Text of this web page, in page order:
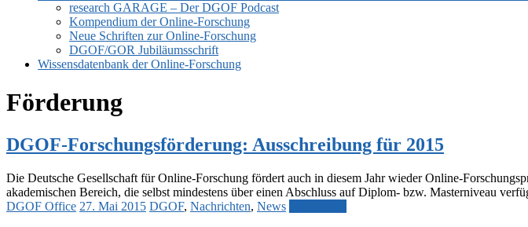
research GARAGE – Der DGOF Podcast
Kompendium der Online-Forschung
Neue Schriften zur Online-Forschung
DGOF/GOR Jubiläumsschrift
Wissensdatenbank der Online-Forschung
Förderung
DGOF-Forschungsförderung: Ausschreibung für 2015
Die Deutsche Gesellschaft für Online-Forschung fördert auch in diesem Jahr wieder Online-
akademischen Bereich, die selbst mindestens über einen Abschluss auf Diplom- bzw. Masterniveau
DGOF Office 27. Mai 2015 DGOF, Nachrichten, News